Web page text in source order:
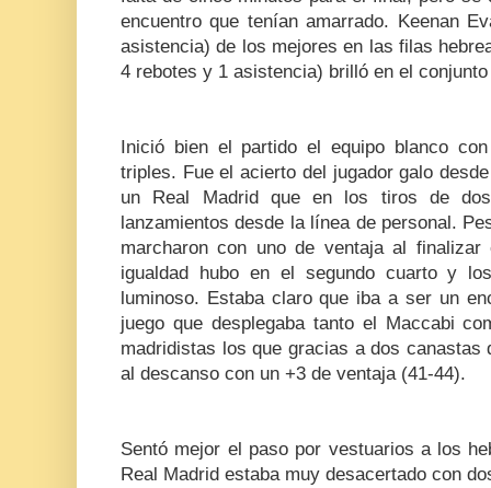
encuentro que tenían amarrado. Keenan
asistencia) de los mejores en las filas
4 rebotes y 1 asistencia) brilló en el
Inició bien el partido el equipo blanco
triples. Fue el acierto del jugador galo
un Real Madrid que en los tiros de
lanzamientos desde la línea de personal.
marcharon con uno de ventaja al
igualdad hubo en el segundo cuarto y
luminoso. Estaba claro que iba a ser un
juego que desplegaba tanto el Maccabi
madridistas los que gracias a dos canastas
al descanso con un +3 de ventaja (41-44).
Sentó mejor el paso por vestuarios a los
Real Madrid estaba muy desacertado con